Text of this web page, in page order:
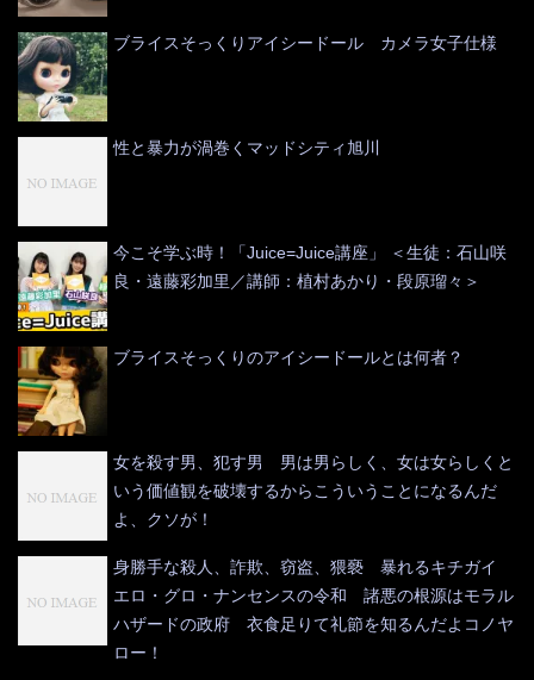
ブライスそっくりアイシードール カメラ女子仕様
性と暴力が渦巻くマッドシティ旭川
今こそ学ぶ時！「Juice=Juice講座」 ＜生徒：石山咲
良・遠藤彩加里／講師：植村あかり・段原瑠々＞
ブライスそっくりのアイシードールとは何者？
女を殺す男、犯す男 男は男らしく、女は女らしくと
いう価値観を破壊するからこういうことになるんだ
よ、クソが！
身勝手な殺人、詐欺、窃盗、猥褻 暴れるキチガイ
エロ・グロ・ナンセンスの令和 諸悪の根源はモラル
ハザードの政府 衣食足りて礼節を知るんだよコノヤ
ロー！